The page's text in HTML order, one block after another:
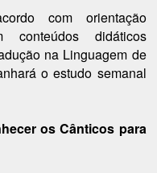
com orientação
didáticos
na Linguagem de
o estudo semanal
os Cânticos para